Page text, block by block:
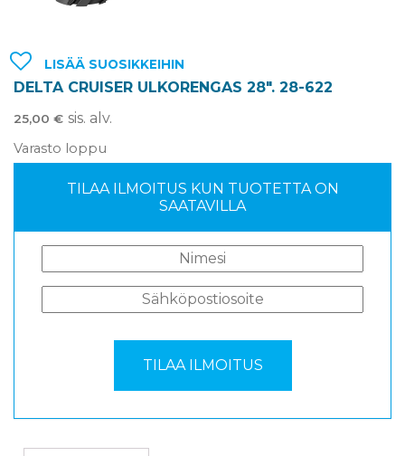
LISÄÄ SUOSIKKEIHIN
DELTA CRUISER ULKORENGAS 28″. 28-622
25,00 € sis. alv.
Varasto loppu
TILAA ILMOITUS KUN TUOTETTA ON
SAATAVILLA